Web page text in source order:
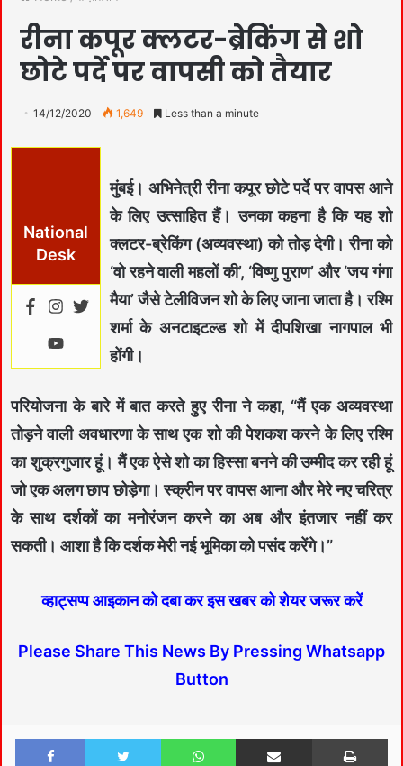
रीना कपूर क्लटर-ब्रेकिंग से शो
छोटे पर्दे पर वापसी को तैयार
14/12/2020 1,649 Less than a minute
National
Desk
मुंबई। अभिनेत्री रीना कपूर छोटे पर्दे पर वापस आने
के लिए उत्साहित हैं। उनका कहना है कि यह शो
क्लटर-ब्रेकिंग (अव्यवस्था) को तोड़ देगी। रीना को
‘वो रहने वाली महलों की’, ‘विष्णु पुराण’ और ‘जय गंगा
मैया’ जैसे टेलीविजन शो के लिए जाना जाता है। रश्मि
शर्मा के अनटाइटल्ड शो में दीपशिखा नागपाल भी
होंगी।
परियोजना के बारे में बात करते हुए रीना ने कहा, “मैं एक अव्यवस्था
तोड़ने वाली अवधारणा के साथ एक शो की पेशकश करने के लिए रश्मि
का शुक्रगुजार हूं। मैं एक ऐसे शो का हिस्सा बनने की उम्मीद कर रही हूं
जो एक अलग छाप छोड़ेगा। स्क्रीन पर वापस आना और मेरे नए चरित्र
के साथ दर्शकों का मनोरंजन करने का अब और इंतजार नहीं कर
सकती। आशा है कि दर्शक मेरी नई भूमिका को पसंद करेंगे।”
व्हाट्सप्प आइकान को दबा कर इस खबर को शेयर जरूर करें
Please Share This News By Pressing Whatsapp
Button